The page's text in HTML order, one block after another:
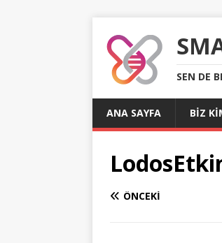
SEN DE
ANA SAYFA BIZ
ÖNCEKI